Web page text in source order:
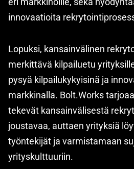
innovaatioita
Lopuksi, kansainvälinen
merkittävä kilpailuetu
pysyä kilpailukykyisinä ja
markkinalla. Bolt.Works
tekevät kansainvälisestä
joustavaa, auttaen yrityksiä
työntekijät ja varmistamaan
yrityskulttuuriin.